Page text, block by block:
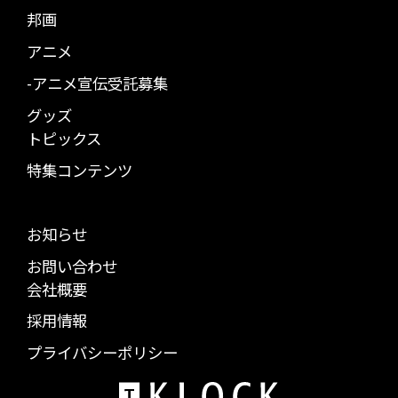
邦画
アニメ
-アニメ宣伝受託募集
グッズ
トピックス
特集コンテンツ
お知らせ
お問い合わせ
会社概要
採用情報
プライバシーポリシー